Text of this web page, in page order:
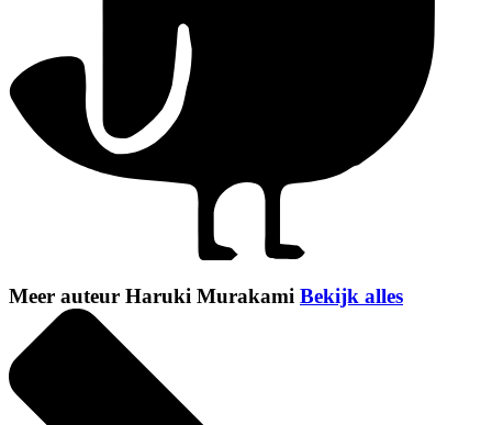
Meer auteur Haruki Murakami Bekijk alles